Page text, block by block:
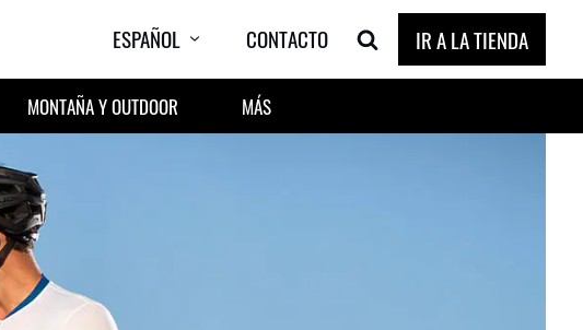
ESPAÑOL CONTACTO IR A LA TIENDA
MONTAÑA Y OUTDOOR MÁS